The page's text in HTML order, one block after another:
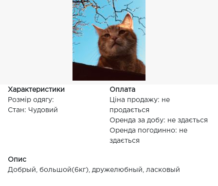
Характеристики
Розмір одягу:
Стан: Чудовий
Оплата
Ціна продажу: не
продається
Оренда за добу: не здається
Оренда погодинно: не
здається
Опис
Добрый, большой(6кг), дружелюбный, ласковый